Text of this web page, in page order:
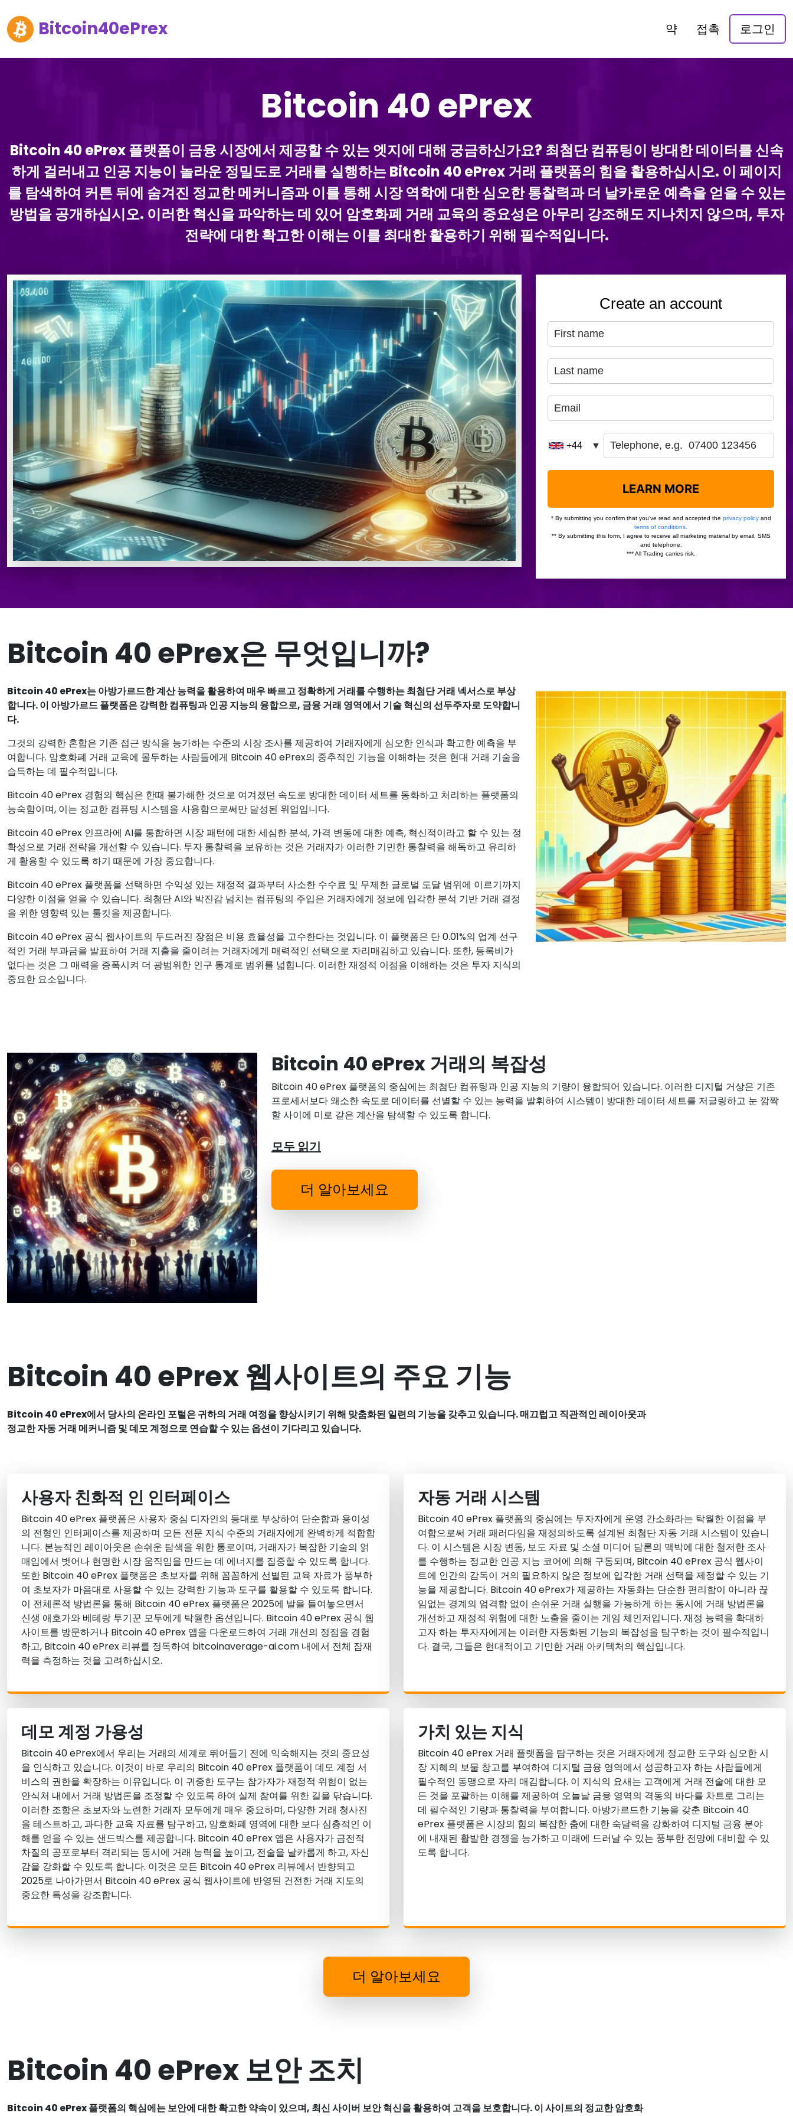
Bitcoin40ePrex 약 접촉 로그인
Bitcoin 40 ePrex
Bitcoin 40 ePrex 플랫폼이 금융 시장에서 제공할 수 있는 엣지에 대해 궁금하신가요? 최첨단 컴퓨팅이 방대한 데이터를 신속
하게 걸러내고 인공 지능이 놀라운 정밀도로 거래를 실행하는 Bitcoin 40 ePrex 거래 플랫폼의 힘을 활용하십시오. 이 페이지
를 탐색하여 커튼 뒤에 숨겨진 정교한 메커니즘과 이를 통해 시장 역학에 대한 심오한 통찰력과 더 날카로운 예측을 얻을 수 있는
방법을 공개하십시오. 이러한 혁신을 파악하는 데 있어 암호화폐 거래 교육의 중요성은 아무리 강조해도 지나치지 않으며, 투자
전략에 대한 확고한 이해는 이를 최대한 활용하기 위해 필수적입니다.
Bitcoin 40 ePrex은 무엇입니까?
Bitcoin 40 ePrex는 아방가르드한 계산 능력을 활용하여 매우 빠르고 정확하게 거래를 수행하는 최첨단 거래 넥서스로 부상
합니다. 이 아방가르드 플랫폼은 강력한 컴퓨팅과 인공 지능의 융합으로, 금융 거래 영역에서 기술 혁신의 선두주자로 도약합니
다.
그것의 강력한 혼합은 기존 접근 방식을 능가하는 수준의 시장 조사를 제공하여 거래자에게 심오한 인식과 확고한 예측을 부
여합니다. 암호화폐 거래 교육에 몰두하는 사람들에게 Bitcoin 40 ePrex의 중추적인 기능을 이해하는 것은 현대 거래 기술을
습득하는 데 필수적입니다.
Bitcoin 40 ePrex 경험의 핵심은 한때 불가해한 것으로 여겨졌던 속도로 방대한 데이터 세트를 동화하고 처리하는 플랫폼의
능숙함이며, 이는 정교한 컴퓨팅 시스템을 사용함으로써만 달성된 위업입니다.
Bitcoin 40 ePrex 인프라에 AI를 통합하면 시장 패턴에 대한 세심한 분석, 가격 변동에 대한 예측, 혁신적이라고 할 수 있는 정
확성으로 거래 전략을 개선할 수 있습니다. 투자 통찰력을 보유하는 것은 거래자가 이러한 기민한 통찰력을 해독하고 유리하
게 활용할 수 있도록 하기 때문에 가장 중요합니다.
Bitcoin 40 ePrex 플랫폼을 선택하면 수익성 있는 재정적 결과부터 사소한 수수료 및 무제한 글로벌 도달 범위에 이르기까지
다양한 이점을 얻을 수 있습니다. 최첨단 AI와 박진감 넘치는 컴퓨팅의 주입은 거래자에게 정보에 입각한 분석 기반 거래 결정
을 위한 영향력 있는 툴킷을 제공합니다.
Bitcoin 40 ePrex 공식 웹사이트의 두드러진 장점은 비용 효율성을 고수한다는 것입니다. 이 플랫폼은 단 0.01%의 업계 선구
적인 거래 부과금을 발표하여 거래 지출을 줄이려는 거래자에게 매력적인 선택으로 자리매김하고 있습니다. 또한, 등록비가
없다는 것은 그 매력을 증폭시켜 더 광범위한 인구 통계로 범위를 넓힙니다. 이러한 재정적 이점을 이해하는 것은 투자 지식의
중요한 요소입니다.
Bitcoin 40 ePrex 거래의 복잡성
Bitcoin 40 ePrex 플랫폼의 중심에는 최첨단 컴퓨팅과 인공 지능의 기량이 융합되어 있습니다. 이러한 디지털 거상은 기존
프로세서보다 왜소한 속도로 데이터를 선별할 수 있는 능력을 발휘하여 시스템이 방대한 데이터 세트를 저글링하고 눈 깜짝
할 사이에 미로 같은 계산을 탐색할 수 있도록 합니다.
모두 읽기
더 알아보세요
Bitcoin 40 ePrex 웹사이트의 주요 기능
Bitcoin 40 ePrex에서 당사의 온라인 포털은 귀하의 거래 여정을 향상시키기 위해 맞춤화된 일련의 기능을 갖추고 있습니다. 매끄럽고 직관적인 레이아웃과
정교한 자동 거래 메커니즘 및 데모 계정으로 연습할 수 있는 옵션이 기다리고 있습니다.
사용자 친화적 인 인터페이스
Bitcoin 40 ePrex 플랫폼은 사용자 중심 디자인의 등대로 부상하여 단순함과 용이성
의 전형인 인터페이스를 제공하며 모든 전문 지식 수준의 거래자에게 완벽하게 적합합
니다. 본능적인 레이아웃은 손쉬운 탐색을 위한 통로이며, 거래자가 복잡한 기술의 얽
매임에서 벗어나 현명한 시장 움직임을 만드는 데 에너지를 집중할 수 있도록 합니다.
또한 Bitcoin 40 ePrex 플랫폼은 초보자를 위해 꼼꼼하게 선별된 교육 자료가 풍부하
여 초보자가 마음대로 사용할 수 있는 강력한 기능과 도구를 활용할 수 있도록 합니다.
이 전체론적 방법론을 통해 Bitcoin 40 ePrex 플랫폼은 2025에 발을 들여놓으면서
신생 애호가와 베테랑 투기꾼 모두에게 탁월한 옵션입니다. Bitcoin 40 ePrex 공식 웹
사이트를 방문하거나 Bitcoin 40 ePrex 앱을 다운로드하여 거래 개선의 정점을 경험
하고, Bitcoin 40 ePrex 리뷰를 정독하여 bitcoinaverage-ai.com 내에서 전체 잠재
력을 측정하는 것을 고려하십시오.
자동 거래 시스템
Bitcoin 40 ePrex 플랫폼의 중심에는 투자자에게 운영 간소화라는 탁월한 이점을 부
여함으로써 거래 패러다임을 재정의하도록 설계된 최첨단 자동 거래 시스템이 있습니
다. 이 시스템은 시장 변동, 보도 자료 및 소셜 미디어 담론의 맥박에 대한 철저한 조사
를 수행하는 정교한 인공 지능 코어에 의해 구동되며, Bitcoin 40 ePrex 공식 웹사이
트에 인간의 감독이 거의 필요하지 않은 정보에 입각한 거래 선택을 제정할 수 있는 기
능을 제공합니다. Bitcoin 40 ePrex가 제공하는 자동화는 단순한 편리함이 아니라 끊
임없는 경계의 엄격함 없이 손쉬운 거래 실행을 가능하게 하는 동시에 거래 방법론을
개선하고 재정적 위험에 대한 노출을 줄이는 게임 체인저입니다. 재정 능력을 확대하
고자 하는 투자자에게는 이러한 자동화된 기능의 복잡성을 탐구하는 것이 필수적입니
다. 결국, 그들은 현대적이고 기민한 거래 아키텍처의 핵심입니다.
데모 계정 가용성
Bitcoin 40 ePrex에서 우리는 거래의 세계로 뛰어들기 전에 익숙해지는 것의 중요성
을 인식하고 있습니다. 이것이 바로 우리의 Bitcoin 40 ePrex 플랫폼이 데모 계정 서
비스의 권한을 확장하는 이유입니다. 이 귀중한 도구는 참가자가 재정적 위험이 없는
안식처 내에서 거래 방법론을 조정할 수 있도록 하여 실제 참여를 위한 길을 닦습니다.
이러한 조항은 초보자와 노련한 거래자 모두에게 매우 중요하며, 다양한 거래 청사진
을 테스트하고, 과다한 교육 자료를 탐구하고, 암호화폐 영역에 대한 보다 심층적인 이
해를 얻을 수 있는 샌드박스를 제공합니다. Bitcoin 40 ePrex 앱은 사용자가 금전적
차질의 공포로부터 격리되는 동시에 거래 능력을 높이고, 전술을 날카롭게 하고, 자신
감을 강화할 수 있도록 합니다. 이것은 모든 Bitcoin 40 ePrex 리뷰에서 반향되고
2025로 나아가면서 Bitcoin 40 ePrex 공식 웹사이트에 반영된 건전한 거래 지도의
중요한 특성을 강조합니다.
가치 있는 지식
Bitcoin 40 ePrex 거래 플랫폼을 탐구하는 것은 거래자에게 정교한 도구와 심오한 시
장 지혜의 보물 창고를 부여하여 디지털 금융 영역에서 성공하고자 하는 사람들에게
필수적인 동맹으로 자리 매김합니다. 이 지식의 요새는 고객에게 거래 전술에 대한 모
든 것을 포괄하는 이해를 제공하여 오늘날 금융 영역의 격동의 바다를 차트로 그리는
데 필수적인 기량과 통찰력을 부여합니다. 아방가르드한 기능을 갖춘 Bitcoin 40
ePrex 플랫폼은 시장의 힘의 복잡한 춤에 대한 숙달력을 강화하여 디지털 금융 분야
에 내재된 활발한 경쟁을 능가하고 미래에 드러날 수 있는 풍부한 전망에 대비할 수 있
도록 합니다.
더 알아보세요
Bitcoin 40 ePrex 보안 조치
Bitcoin 40 ePrex 플랫폼의 핵심에는 보안에 대한 확고한 약속이 있으며, 최신 사이버 보안 혁신을 활용하여 고객을 보호합니다. 이 사이트의 정교한 암호화